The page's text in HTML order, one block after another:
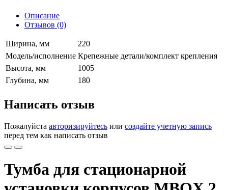
Описание
Отзывов (0)
Ширина, мм
220
Модель/исполнение Крепежные детали/комплект крепления
Высота, мм
1005
Глубина, мм
180
Написать отзыв
Пожалуйста авторизируйтесь или создайте учетную запись
перед тем как написать отзыв
Тумба для стационарной